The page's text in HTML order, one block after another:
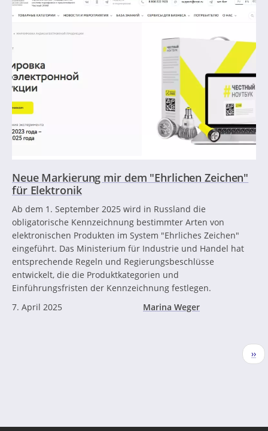
Neue Markierung mir dem "Ehrlichen Zeichen"
für Elektronik
Ab dem 1. September 2025 wird in Russland die
obligatorische Kennzeichnung bestimmter Arten von
elektronischen Produkten im System "Ehrliches Zeichen"
eingeführt. Das Ministerium für Industrie und Handel hat
entsprechende Regeln und Regierungsbeschlüsse
entwickelt, die die Produktkategorien und
Einführungsfristen der Kennzeichnung festlegen.
7. April 2025
Marina Weger
››